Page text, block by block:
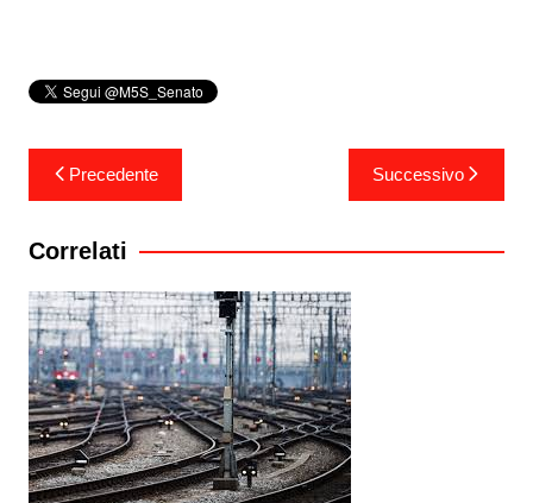
Navigazione
articoli
Precedente Successivo
Correlati